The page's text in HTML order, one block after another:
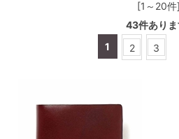
[1～20件]
43件あり
1
2 3